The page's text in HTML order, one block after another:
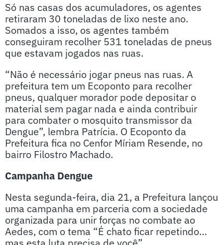
Só nas casas dos acumuladores, os agentes
retiraram 30 toneladas de lixo neste ano.
Somados a isso, os agentes também
conseguiram recolher 531 toneladas de pneus
que estavam jogados nas ruas.
“Não é necessário jogar pneus nas ruas. A
prefeitura tem um Ecoponto para recolher
pneus, qualquer morador pode depositar o
material sem pagar nada e ainda contribuir
para combater o mosquito transmissor da
Dengue”, lembra Patrícia. O Ecoponto da
Prefeitura fica no Cenfor Míriam Resende, no
bairro Filostro Machado.
Campanha Dengue
Nesta segunda-feira, dia 21, a Prefeitura lançou
uma campanha em parceria com a sociedade
organizada para unir forças no combate ao
Aedes, com o tema “É chato ficar repetindo…